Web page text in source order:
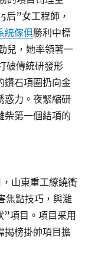
后”女工程師，
統傢俱勝利中標
兒，她率領著一
破傳統研發形
鑽石項圈扔向金
惑力。夜緊縮研
柴第一個結項的
山東重工繚繞衝
焦點技巧，與濰
項目。項目采用
揭榜掛帥項目擔